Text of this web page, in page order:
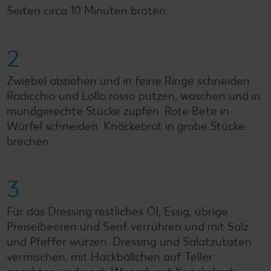
Seiten circa 10 Minuten braten.
2
Zwiebel abziehen und in feine Ringe schneiden.
Radicchio und Lollo rosso putzen, waschen und in
mundgerechte Stücke zupfen. Rote Bete in
Würfel schneiden. Knäckebrot in grobe Stücke
brechen.
3
Für das Dressing restliches Öl, Essig, übrige
Preiselbeeren und Senf verrühren und mit Salz
und Pfeffer würzen. Dressing und Salatzutaten
vermischen, mit Hackbällchen auf Teller